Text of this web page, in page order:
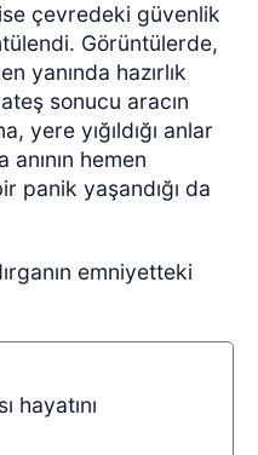
çevredeki güvenlik
Görüntülerde,
yanında hazırlık
sonucu aracın
yere yığıldığı anlar
anının hemen
panik yaşandığı da
emniyetteki
hayatını